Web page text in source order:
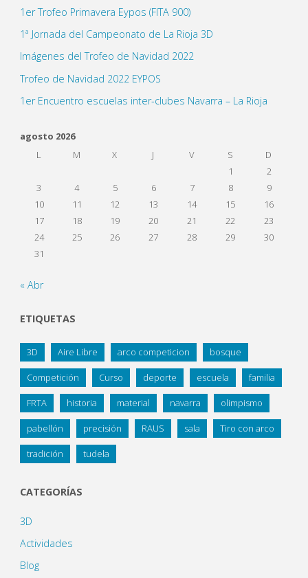
1er Trofeo Primavera Eypos (FITA 900)
1ª Jornada del Campeonato de La Rioja 3D
Imágenes del Trofeo de Navidad 2022
Trofeo de Navidad 2022 EYPOS
1er Encuentro escuelas inter-clubes Navarra – La Rioja
agosto 2026
L
M X J V S
D
1
2
3
4 5 6 7 8
9
10
11 12 13 14 15
16
17
18 19 20 21 22
23
24
25 26 27 28 29
30
31
« Abr
ETIQUETAS
3D Aire Libre arco competicion bosque
Competición Curso deporte escuela familia
FRTA historia material navarra olimpismo
pabellón precisión RAUS sala Tiro con arco
tradición tudela
CATEGORÍAS
3D
Actividades
Blog